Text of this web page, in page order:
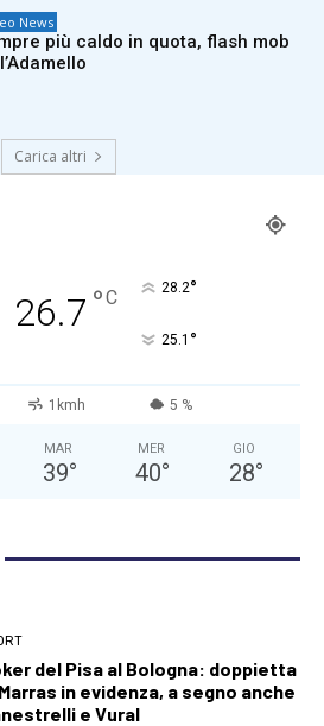
News
più caldo in quota, flash mob
Carica altri
26.7 °C 28.2°
25.1 °
1kmh 5 %
MAR
39°
MER
40°
GIO
28°
del Pisa al Bologna: doppietta
in evidenza, a segno anche
e Vural